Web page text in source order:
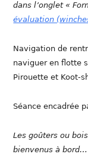
dans l’onglet «
évaluation
Navigation de
naviguer en flotte
Pirouette et Koot-
Séance encadrée
Les goûters ou
bienvenus à bord…